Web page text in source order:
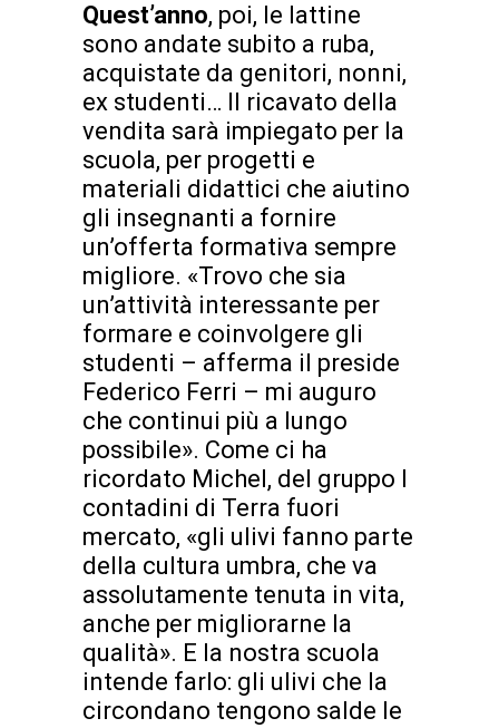
Quest’anno, poi, le lattine
sono andate subito a ruba,
acquistate da genitori, nonni,
ex studenti… Il ricavato della
vendita sarà impiegato per la
scuola, per progetti e
materiali didattici che aiutino
gli insegnanti a fornire
un’offerta formativa sempre
migliore. «Trovo che sia
un’attività interessante per
formare e coinvolgere gli
studenti – afferma il preside
Federico Ferri – mi auguro
che continui più a lungo
possibile». Come ci ha
ricordato Michel, del gruppo I
contadini di Terra fuori
mercato, «gli ulivi fanno parte
della cultura umbra, che va
assolutamente tenuta in vita,
anche per migliorarne la
qualità». E la nostra scuola
intende farlo: gli ulivi che la
circondano tengono salde le